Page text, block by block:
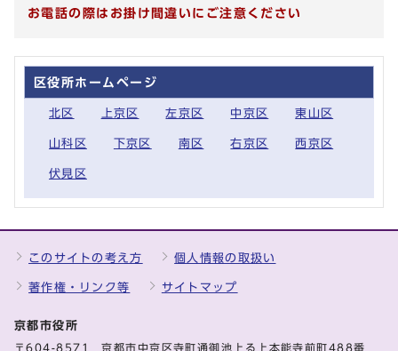
お電話の際はお掛け間違いにご注意ください
区役所ホームページ
北区 上京区 左京区 中京区 東山区
山科区 下京区 南区 右京区 西京区
伏見区
このサイトの考え方 個人情報の取扱い
著作権・リンク等 サイトマップ
京都市役所
〒604-8571 京都市中京区寺町通御池上る上本能寺前町488番